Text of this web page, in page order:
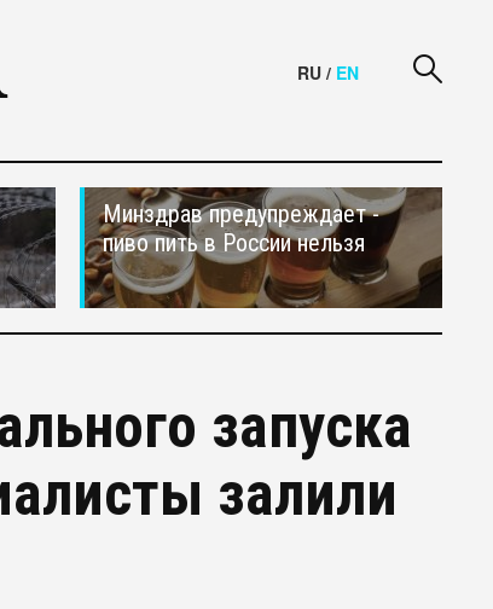
RU / EN
Минздрав предупреждает -
пиво пить в России нельзя
запуска
залили